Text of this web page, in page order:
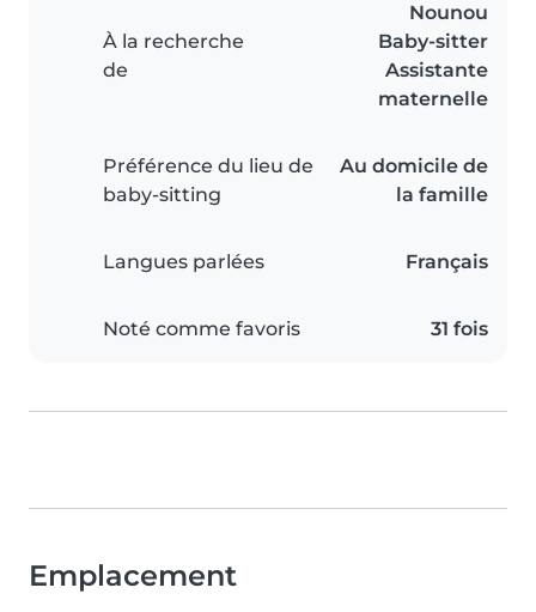
À la recherche
de
Nounou
Baby-sitter
Assistante
maternelle
Préférence du lieu de
baby-sitting
Au domicile de
la famille
Langues parlées Français
Noté comme favoris 31 fois
Emplacement